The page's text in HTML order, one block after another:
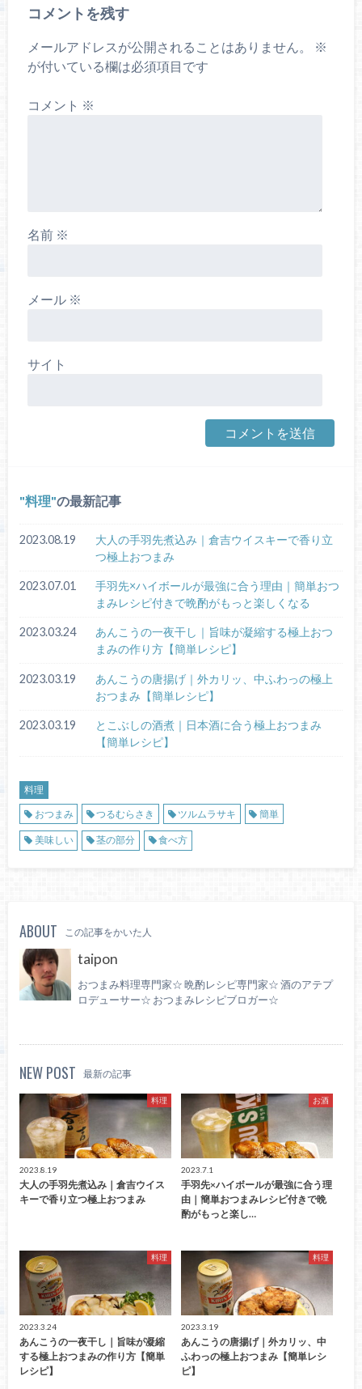
コメントを残す
メールアドレスが公開されることはありません。
※
が付いている欄は必須項目です
コメント ※
名前 ※
メール ※
サイト
料理 の最新記事
2023.08.19
大人の手羽先煮込み｜倉吉ウイスキーで香り立
つ極上おつまみ
2023.07.01
手羽先×ハイボールが最強に合う理由｜簡単おつ
まみレシピ付きで晩酌がもっと楽しくなる
2023.03.24
あんこうの一夜干し｜旨味が凝縮する極上おつ
まみの作り方【簡単レシピ】
2023.03.19
あんこうの唐揚げ｜外カリッ、中ふわっの極上
おつまみ【簡単レシピ】
2023.03.19
とこぶしの酒煮｜日本酒に合う極上おつまみ
【簡単レシピ】
料理
おつまみ
つるむらさき ツルムラサキ 簡単
美味しい 茎の部分 食べ方
ABOUT この記事をかいた人
taipon
おつまみ料理専門家☆ 晩酌レシピ専門家☆ 酒のアテプ
ロデューサー☆ おつまみレシピブロガー☆
NEW POST 最新の記事
料理
2023.8.19
大人の手羽先煮込み｜倉吉ウイス
キーで香り立つ極上おつまみ
お酒
2023.7.1
手羽先×ハイボールが最強に合う理
由｜簡単おつまみレシピ付きで晩
酌がもっと楽し…
料理
2023.3.24
あんこうの一夜干し｜旨味が凝縮
する極上おつまみの作り方【簡単
レシピ】
料理
2023.3.19
あんこうの唐揚げ｜外カリッ、中
ふわっの極上おつまみ【簡単レシ
ピ】